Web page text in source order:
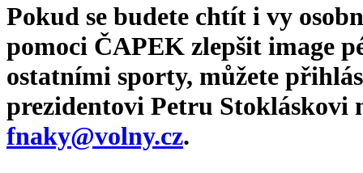
Pokud se budete chtít i vy
pomoci ČAPEK zlepšit image
ostatními sporty, můžete
prezidentovi Petru
fnaky@volny.cz.